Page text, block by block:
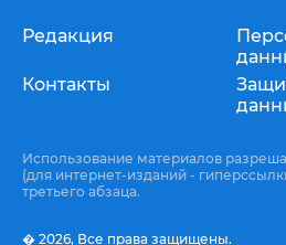
Редакция
Контакты
Использование материалов
(для интернет-изданий -
третьего абзаца.
� 2026, Все права защищены.